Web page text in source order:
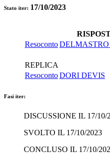
Stato iter: 17/10/2023
Resoconto
REPLICA
ResocontoDORI DEVIS
Fasi iter:
DISCUSSIONE IL 17/10/
SVOLTO IL 17/10/2023
CONCLUSO IL 17/10/